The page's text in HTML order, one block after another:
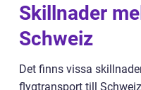
Skillnader
Schweiz
Det finns vissa
flygtransport till